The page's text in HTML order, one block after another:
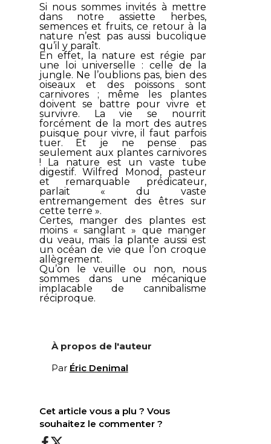
Si nous sommes invités à mettre
dans notre assiette herbes,
semences et fruits, ce retour à la
nature n’est pas aussi bucolique
qu’il y paraît.
En effet, la nature est régie par
une loi universelle : celle de la
jungle. Ne l’oublions pas, bien des
oiseaux et des poissons sont
carnivores ; même les plantes
doivent se battre pour vivre et
survivre. La vie se nourrit
forcément de la mort des autres
puisque pour vivre, il faut parfois
tuer. Et je ne pense pas
seulement aux plantes carnivores
! La nature est un vaste tube
digestif. Wilfred Monod, pasteur
et remarquable prédicateur,
parlait « du vaste
entremangement des êtres sur
cette terre ».
Certes, manger des plantes est
moins « sanglant » que manger
du veau, mais la plante aussi est
un océan de vie que l’on croque
allègrement.
Qu’on le veuille ou non, nous
sommes dans une mécanique
implacable de cannibalisme
réciproque.
À propos de l'auteur
Par Éric Denimal
Cet article vous a plu ? Vous
souhaitez le commenter ?